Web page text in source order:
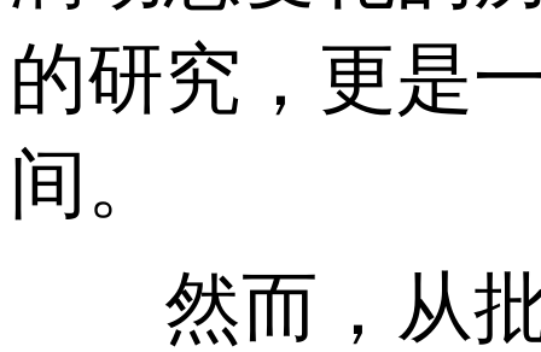
的研究，更是
间。
然而，从批